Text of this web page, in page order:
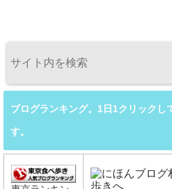
ブログランキング。1日1クリックし
す。